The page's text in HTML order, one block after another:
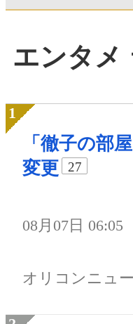
エンタメ
「徹子の部
変更
27
08月07日 06:05
オリコンニュ